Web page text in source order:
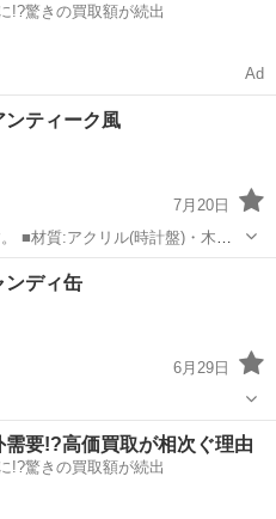
!?驚きの買取額が続出
Ad
ティーク風
7月20日
■材質:アクリル(時計盤)・木材
使用
時計盤の裏に白い跡がありま
ンディ缶
6月29日
需要!?高価買取が相次ぐ理由
!?驚きの買取額が続出